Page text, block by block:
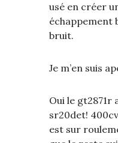
usé en créer
échappement
bruit.
Je m’en suis
Oui le gt2871r
sr20det!
est sur